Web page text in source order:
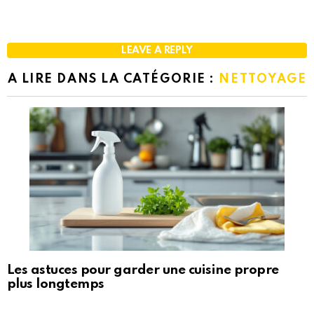
LEAVE A REPLY
A LIRE DANS LA CATÉGORIE : NETTOYAGE
Les astuces pour garder une cuisine propre
plus longtemps